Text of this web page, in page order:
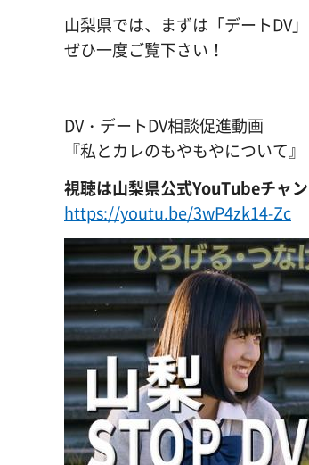
山梨県では、まずは「デートDV
ぜひ一度ご覧下さい！
DV・デートDV相談促進動画
『私とカレのもやもやについて』
視聴は山梨県公式YouTubeチャ
https://youtu.be/3wP4zk14-Zc